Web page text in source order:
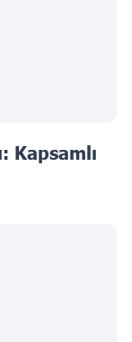
Kapsamlı